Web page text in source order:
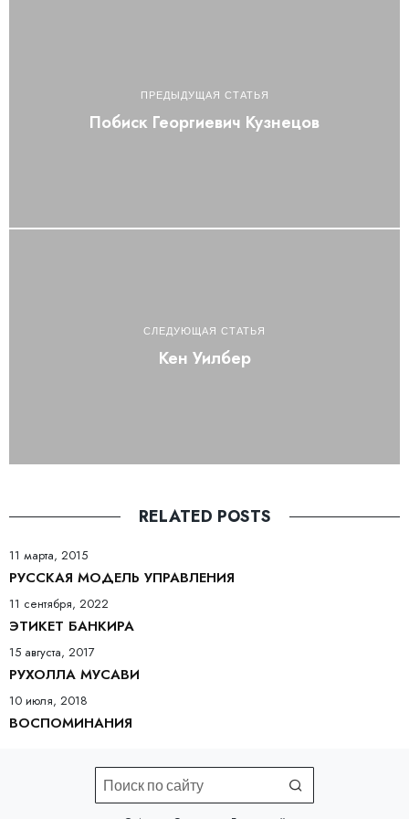
ПРЕДЫДУЩАЯ СТАТЬЯ
Побиск Георгиевич Кузнецов
СЛЕДУЮЩАЯ СТАТЬЯ
Кен Уилбер
RELATED POSTS
11 марта, 2015
РУССКАЯ МОДЕЛЬ УПРАВЛЕНИЯ
11 сентября, 2022
ЭТИКЕТ БАНКИРА
15 августа, 2017
РУХОЛЛА МУСАВИ
10 июля, 2018
ВОСПОМИНАНИЯ